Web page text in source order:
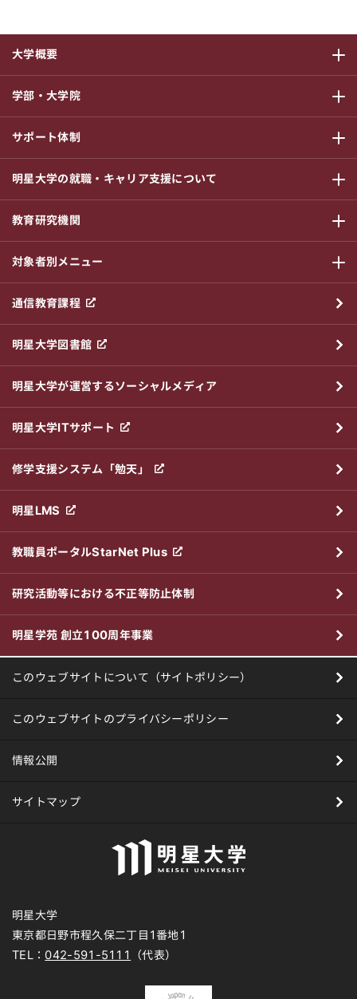
大学概要
サブメニ
学部・大学院
サブメニ
サポート体制
サブメニ
明星大学の就職・キャリア支援について
サブメニ
教育研究機関
サブメニ
対象者別メニュー
サブメニ
通信教育課程
明星大学図書館
明星大学が運営するソーシャルメディア
明星大学ITサポート
修学支援システム「勉天」
明星LMS
教職員ポータルStarNet Plus
研究活動等における不正等防止体制
明星学苑 創立100周年事業
このウェブサイトについて（サイトポリシー）
このウェブサイトのプライバシーポリシー
情報公開
サイトマップ
明星大学
東京都日野市程久保二丁目1番地1
TEL： 042-591-5111 （代表）